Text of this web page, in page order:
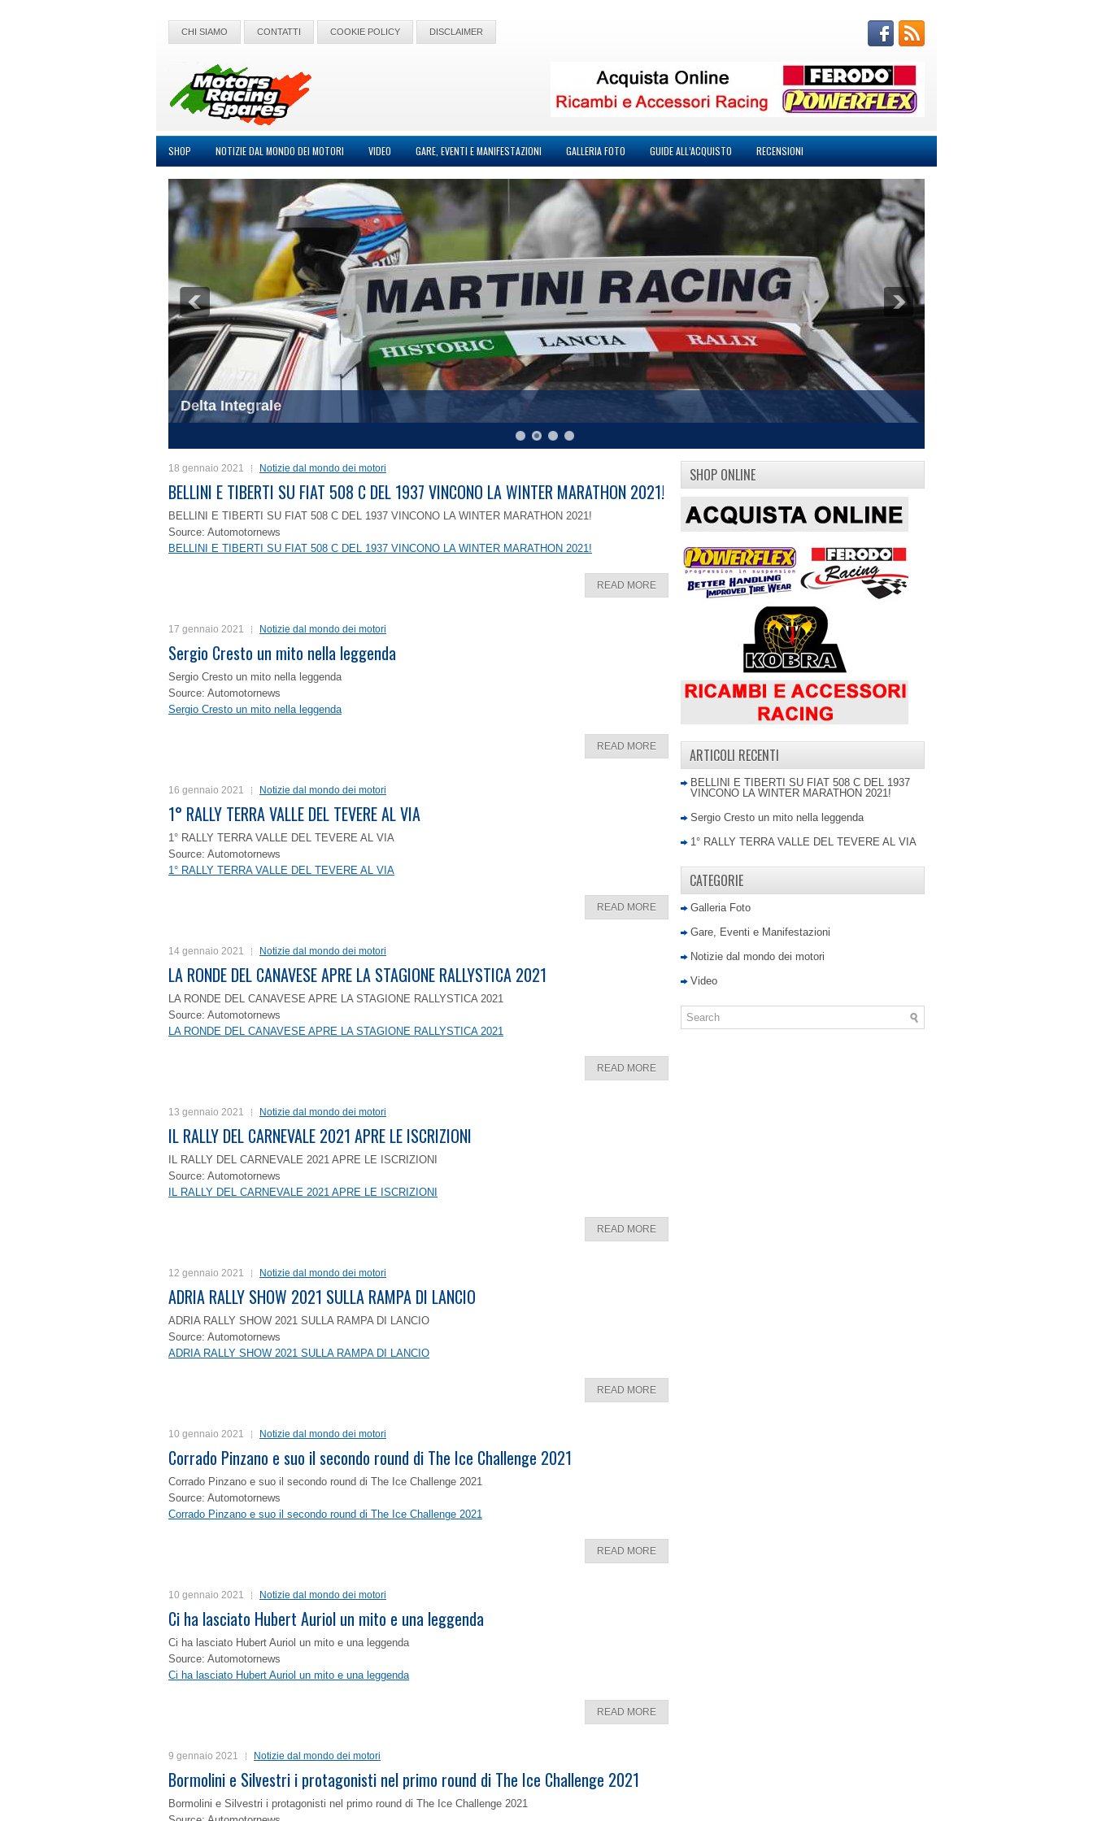
CHI SIAMO CONTATTI COOKIE POLICY DISCLAIMER
SHOP NOTIZIE DAL MONDO DEI MOTORI VIDEO GARE, EVENTI E MANIFESTAZIONI GALLERIA FOTO GUIDE ALL’ACQUISTO RECENSIONI
Delta Integrale
18 gennaio 2021 Notizie dal mondo dei motori
BELLINI E TIBERTI SU FIAT 508 C DEL 1937 VINCONO LA WINTER MARATHON 2021!
BELLINI E TIBERTI SU FIAT 508 C DEL 1937 VINCONO LA WINTER MARATHON 2021!
Source: Automotornews
BELLINI E TIBERTI SU FIAT 508 C DEL 1937 VINCONO LA WINTER MARATHON 2021!
READ MORE
17 gennaio 2021 Notizie dal mondo dei motori
Sergio Cresto un mito nella leggenda
Sergio Cresto un mito nella leggenda
Source: Automotornews
Sergio Cresto un mito nella leggenda
READ MORE
16 gennaio 2021 Notizie dal mondo dei motori
1° RALLY TERRA VALLE DEL TEVERE AL VIA
1° RALLY TERRA VALLE DEL TEVERE AL VIA
Source: Automotornews
1° RALLY TERRA VALLE DEL TEVERE AL VIA
READ MORE
14 gennaio 2021 Notizie dal mondo dei motori
LA RONDE DEL CANAVESE APRE LA STAGIONE RALLYSTICA 2021
LA RONDE DEL CANAVESE APRE LA STAGIONE RALLYSTICA 2021
Source: Automotornews
LA RONDE DEL CANAVESE APRE LA STAGIONE RALLYSTICA 2021
READ MORE
13 gennaio 2021 Notizie dal mondo dei motori
IL RALLY DEL CARNEVALE 2021 APRE LE ISCRIZIONI
IL RALLY DEL CARNEVALE 2021 APRE LE ISCRIZIONI
Source: Automotornews
IL RALLY DEL CARNEVALE 2021 APRE LE ISCRIZIONI
READ MORE
12 gennaio 2021 Notizie dal mondo dei motori
ADRIA RALLY SHOW 2021 SULLA RAMPA DI LANCIO
ADRIA RALLY SHOW 2021 SULLA RAMPA DI LANCIO
Source: Automotornews
ADRIA RALLY SHOW 2021 SULLA RAMPA DI LANCIO
READ MORE
10 gennaio 2021 Notizie dal mondo dei motori
Corrado Pinzano e suo il secondo round di The Ice Challenge 2021
Corrado Pinzano e suo il secondo round di The Ice Challenge 2021
Source: Automotornews
Corrado Pinzano e suo il secondo round di The Ice Challenge 2021
READ MORE
10 gennaio 2021 Notizie dal mondo dei motori
Ci ha lasciato Hubert Auriol un mito e una leggenda
Ci ha lasciato Hubert Auriol un mito e una leggenda
Source: Automotornews
Ci ha lasciato Hubert Auriol un mito e una leggenda
READ MORE
9 gennaio 2021 Notizie dal mondo dei motori
Bormolini e Silvestri i protagonisti nel primo round di The Ice Challenge 2021
Bormolini e Silvestri i protagonisti nel primo round di The Ice Challenge 2021
SHOP ONLINE
ARTICOLI RECENTI
BELLINI E TIBERTI SU FIAT 508 C DEL 1937
VINCONO LA WINTER MARATHON 2021!
Sergio Cresto un mito nella leggenda
1° RALLY TERRA VALLE DEL TEVERE AL VIA
CATEGORIE
Galleria Foto
Gare, Eventi e Manifestazioni
Notizie dal mondo dei motori
Video